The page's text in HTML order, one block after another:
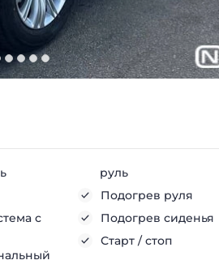
с
руль
Подогрев руля
Подогрев сиденья
Старт / стоп